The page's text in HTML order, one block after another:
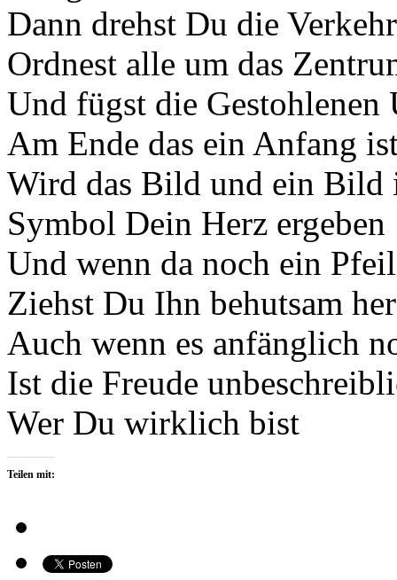
Dann drehst Du die
Ordnest alle um das
Und fügst die Gestohlenen
Am Ende das ein Anfang
Wird das Bild und ein Bild
Symbol Dein Herz ergeben
Und wenn da noch ein
Ziehst Du Ihn behutsam
Auch wenn es anfänglich
Ist die Freude
Wer Du wirklich bist
Teilen mit: